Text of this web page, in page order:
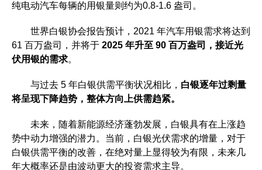
纯电动汽车每辆的用银量则约为0.8-1.6 盎司。
世界白银协会报告预计，2021 年汽车用银需求将达到
61 百万盎司，并将于 2025 年升至 90 百万盎司，接近光
伏用银的需求。
与过去 5 年白银供需平衡状况相比， 白银逐年过剩量
将呈现下降趋势，整体方向上供需趋紧。
未来，随着新能源经济蓬勃发展，白银具有在上涨趋
势中动力增强的潜力。当前，白银光伏需求的增量，对于
白银供需平衡的改善，在绝对量上显得较为有限，未来几
年大概率还是由波动更大的投资需求主导。